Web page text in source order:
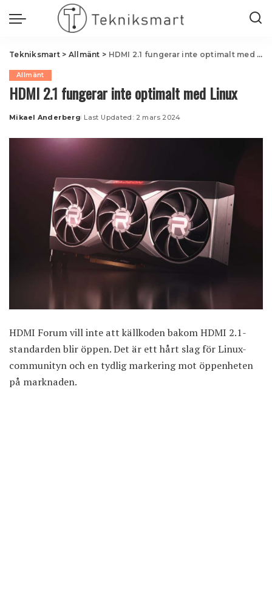
Tekniksmart> Allmänt > HDMI 2.1 fungerar inte optimalt med Linux
Allmänt
HDMI 2.1 fungerar inte optimalt med Linux
Posted
Mikael Anderberg Last Updated: 2 mars 2024
HDMI Forum vill inte att källkoden bakom HDMI 2.1-
standarden blir öppen. Det är ett hårt slag för Linux-
communityn och en tydlig markering mot öppenheten
på marknaden.